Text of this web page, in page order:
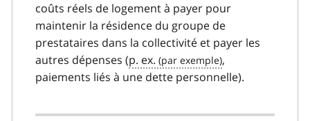
coûts réels de logement à payer pour
maintenir la résidence du groupe de
prestataires dans la collectivité et payer les
autres dépenses (p. ex.
,
paiements liés à une dette personnelle).